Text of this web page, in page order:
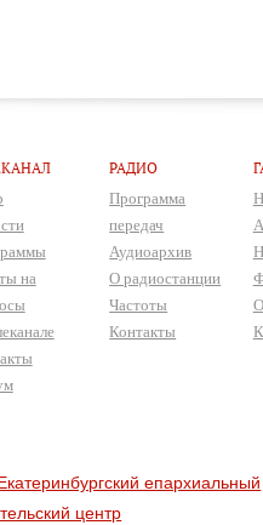
на
РАДИО
Программа
передач
Аудиоархив
О радиостанции
Частоты
Контакты
епархиальный
центр